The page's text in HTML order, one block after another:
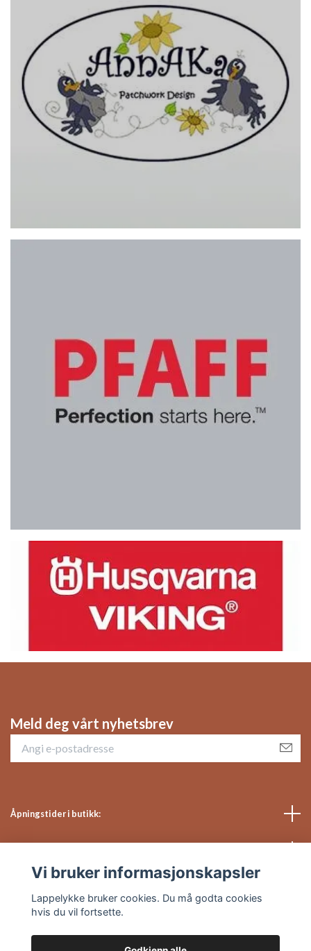
Meld deg vårt nyhetsbrev
Åpningstider i butikk:
Vi bruker informasjonskapsler
Lappelykke bruker cookies. Du må godta cookies
hvis du vil fortsette.